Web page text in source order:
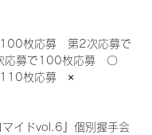
枚応募　第2次応募で
応募で100枚応募　〇
枚応募　×
イドvol.6』個別握手会